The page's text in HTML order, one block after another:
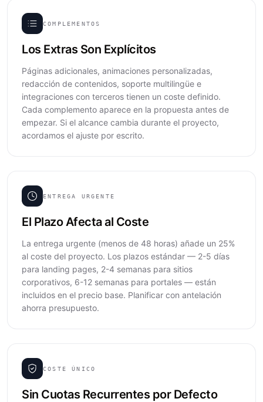
COMPLEMENTOS
Los Extras Son Explícitos
Páginas adicionales, animaciones personalizadas,
redacción de contenidos, soporte multilingüe e
integraciones con terceros tienen un coste definido.
Cada complemento aparece en la propuesta antes de
empezar. Si el alcance cambia durante el proyecto,
acordamos el ajuste por escrito.
ENTREGA URGENTE
El Plazo Afecta al Coste
La entrega urgente (menos de 48 horas) añade un 25%
al coste del proyecto. Los plazos estándar — 2-5 días
para landing pages, 2-4 semanas para sitios
corporativos, 6-12 semanas para portales — están
incluidos en el precio base. Planificar con antelación
ahorra presupuesto.
COSTE ÚNICO
Sin Cuotas Recurrentes por Defecto